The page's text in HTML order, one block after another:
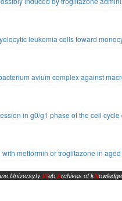
leukemia cells toward
avium complex against
in g0/g1 phase of the cell
metformin or troglitazone in
Universyty WebArchives of kNowledge